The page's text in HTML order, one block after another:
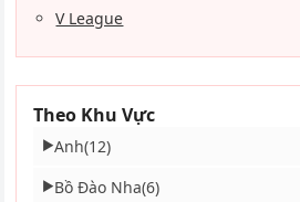
V League
Theo Khu Vực
▶Anh(12)
▶Bồ Đào Nha(6)